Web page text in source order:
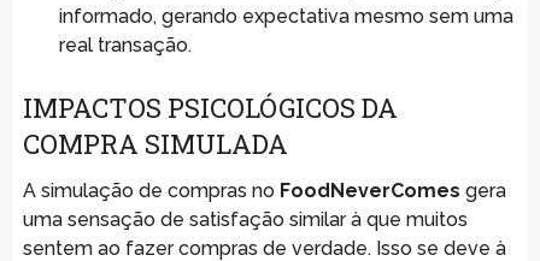
informado, gerando expectativa mesmo sem uma
real transação.
IMPACTOS PSICOLÓGICOS DA
COMPRA SIMULADA
A simulação de compras no FoodNeverComes gera
uma sensação de satisfação similar à que muitos
sentem ao fazer compras de verdade. Isso se deve à